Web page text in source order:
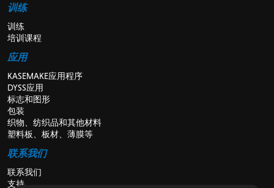
训练
训练
培训课程
应用
KASEMAKE应用程序
DYSS应用
标志和图形
包装
织物、纺织品和其他材料
塑料板、板材、薄膜等
联系我们
联系我们
支持